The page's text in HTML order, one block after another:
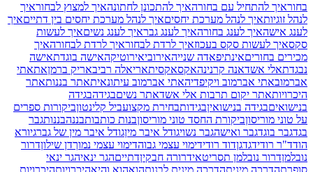
בחוראיך להתחיל עם בחורהאיך להתכונן לחתונהאיך למצוץ לבחוראיך
לנהל זוגיותאיך לנהל מערכת יחסיםאיך לנהל מערכת יחסים בין דתייםאיך
לענג אישהאיך לענג בחורהאיך לענג גבראיך לענג נשיםאיך לעשות
סקסאיך לעשות סקס בעכוזאיך לרדת לבחוראיך לרדת לבחורהאיך
מכירים בחוריםאינתיפאדה שנייהאירוביאירוטיקהאישה בוגדתאישה
נבגדתאלי אשדאנה קרנינהאקסאקסיתאריאלה רביבאריק ברמןאתאתי
אברמובאתי אברמוב ויקיפדיהאתי אברמוב עיתונאיתאתר בננותאתר
היכרויותאתר יקום תרבות אלי אשדאתר נשיםבגידהבגידה
בנישואיםבגידה בנישואיןבגידותבחירת מקצועביל קלינטוןביקורות ספרים
על טוני מוריסוןביקורת החסד טוני מוריסוןבנות כותבותבננהבננותגבר
בגדגבר בוגדגבר ואישהגבר נשויגודל איבר מיןגודל איבר מין של גברגיורא
הודד"ר רודידגדגןדוד רודידימוי עצמי גבוהדימוי עצמי נמוךדן שילוןדרור
נובלמןדרור נובלמן תסריטאידרורה חבקיןדתייםהגר ינאיהגר ינאי
סופרתהדרכה מיניתהדרכה מינית לבנותהואהוא והיאהיכרויותהיכרויות